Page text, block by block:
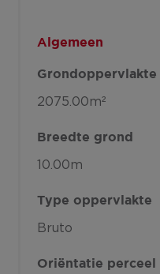
Algemeen
Grondoppervlakte
2075.00m²
Breedte grond
10.00m
Type oppervlakte
Bruto
Oriëntatie perceel